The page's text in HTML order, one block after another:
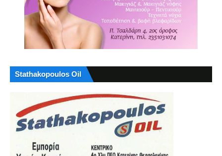
Stathakopoulos Oil